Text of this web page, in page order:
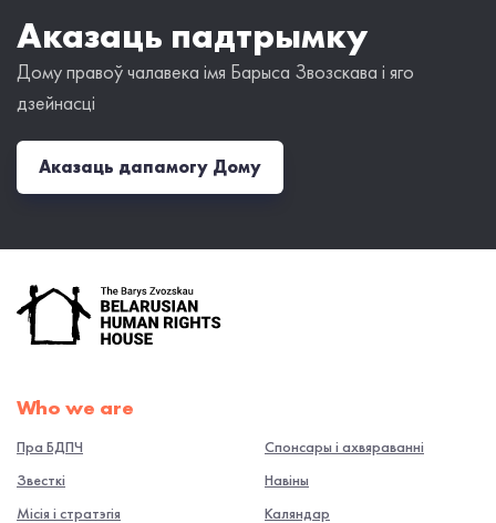
Аказаць падтрымку
Дому правоў чалавека імя Барыса Звозскава і яго
дзейнасці
Аказаць дапамогу Дому
Who we are
Пра БДПЧ
Звесткі
Місія і стратэгія
Спонсары і ахвяраванні
Навiны
Каляндар